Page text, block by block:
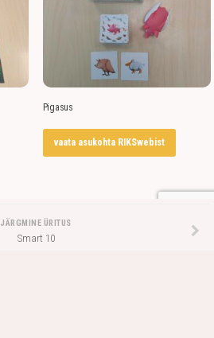
Pigasus
vaata asukohta RIKSwebist
JÄRGMINE ÜRITUS
Smart 10